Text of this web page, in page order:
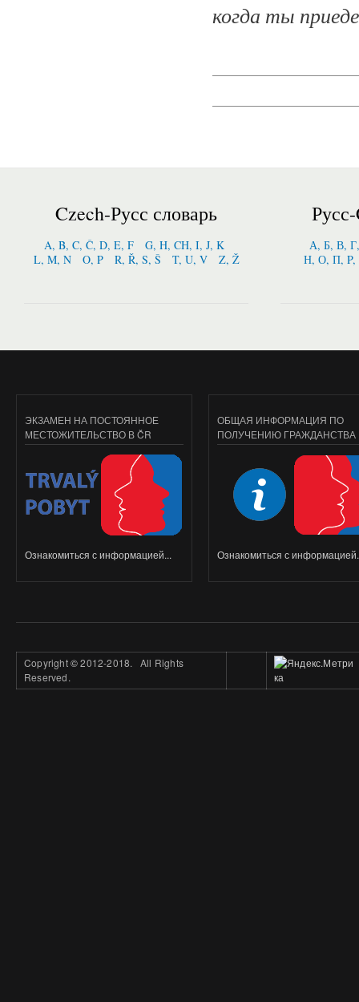
когда ты
Czech-Русс словарь
A, B, C, Č, D, E, F
G, H, CH, I, J, K
L, M, N
O, P R, Ř, S, Š T, U, V Z, Ž
А, Б, В,
Н, О, П,
ЭКЗАМЕН НА ПОСТОЯННОЕ
МЕСТОЖИТЕЛЬСТВО В ČR
Ознакомиться с информацией...
ОБЩАЯ ИНФОРМАЦИЯ ПО
ПОЛУЧЕНИЮ ГРАЖДАНСТВА
Ознакомиться с
Copyright©2012-2018. All Rights
Reserved.